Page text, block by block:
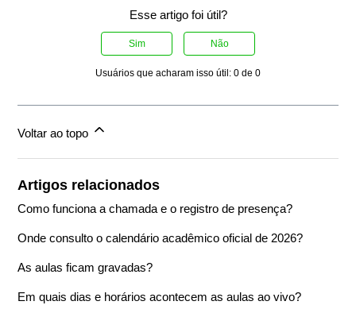
Esse artigo foi útil?
Sim Não
Usuários que acharam isso útil: 0 de 0
Voltar ao topo
Artigos relacionados
Como funciona a chamada e o registro de presença?
Onde consulto o calendário acadêmico oficial de 2026?
As aulas ficam gravadas?
Em quais dias e horários acontecem as aulas ao vivo?